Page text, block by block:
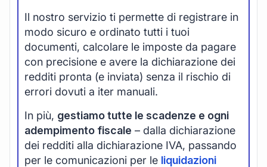
Il nostro servizio ti permette di registrare in
modo sicuro e ordinato tutti i tuoi
documenti, calcolare le imposte da pagare
con precisione e avere la dichiarazione dei
redditi pronta (e inviata) senza il rischio di
errori dovuti a iter manuali.
In più, gestiamo tutte le scadenze e ogni
adempimento fiscale – dalla dichiarazione
dei redditi alla dichiarazione IVA, passando
per le comunicazioni per le liquidazioni